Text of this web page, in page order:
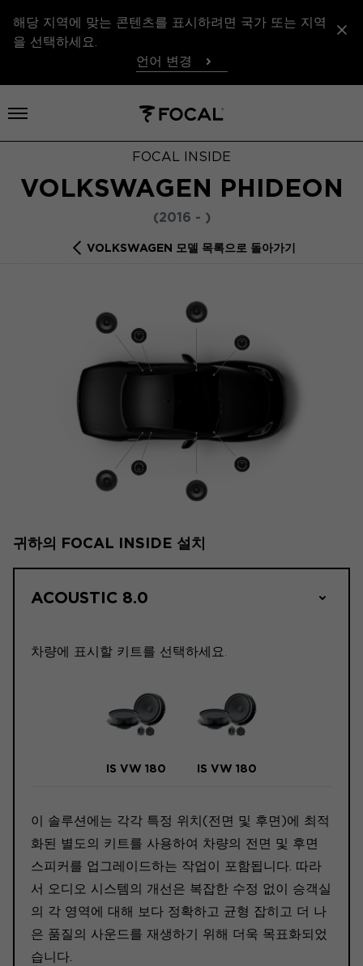
해당 지역에 맞는 콘텐츠를 표시하려면 국가 또는 지역
을 선택하세요.
언어 변경
메뉴 열기
FOCAL INSIDE
VOLKSWAGEN PHIDEON
(2016 - )
VOLKSWAGEN 모델 목록으로 돌아가기
귀하의 FOCAL INSIDE 설치
ACOUSTIC 8.0
차량에 표시할 키트를 선택하세요.
IS VW 180 IS VW 180
이 솔루션에는 각각 특정 위치(전면 및 후면)에 최적
화된 별도의 키트를 사용하여 차량의 전면 및 후면
스피커를 업그레이드하는 작업이 포함됩니다. 따라
서 오디오 시스템의 개선은 복잡한 수정 없이 승객실
의 각 영역에 대해 보다 정확하고 균형 잡히고 더 나
은 품질의 사운드를 재생하기 위해 더욱 목표화되었
습니다.